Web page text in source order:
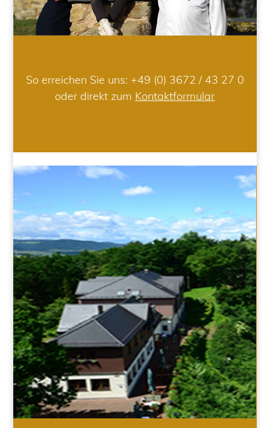
So erreichen Sie uns: +49 (0) 3672 / 43 27 0
oder direkt zum Kontaktformular
HOTEL